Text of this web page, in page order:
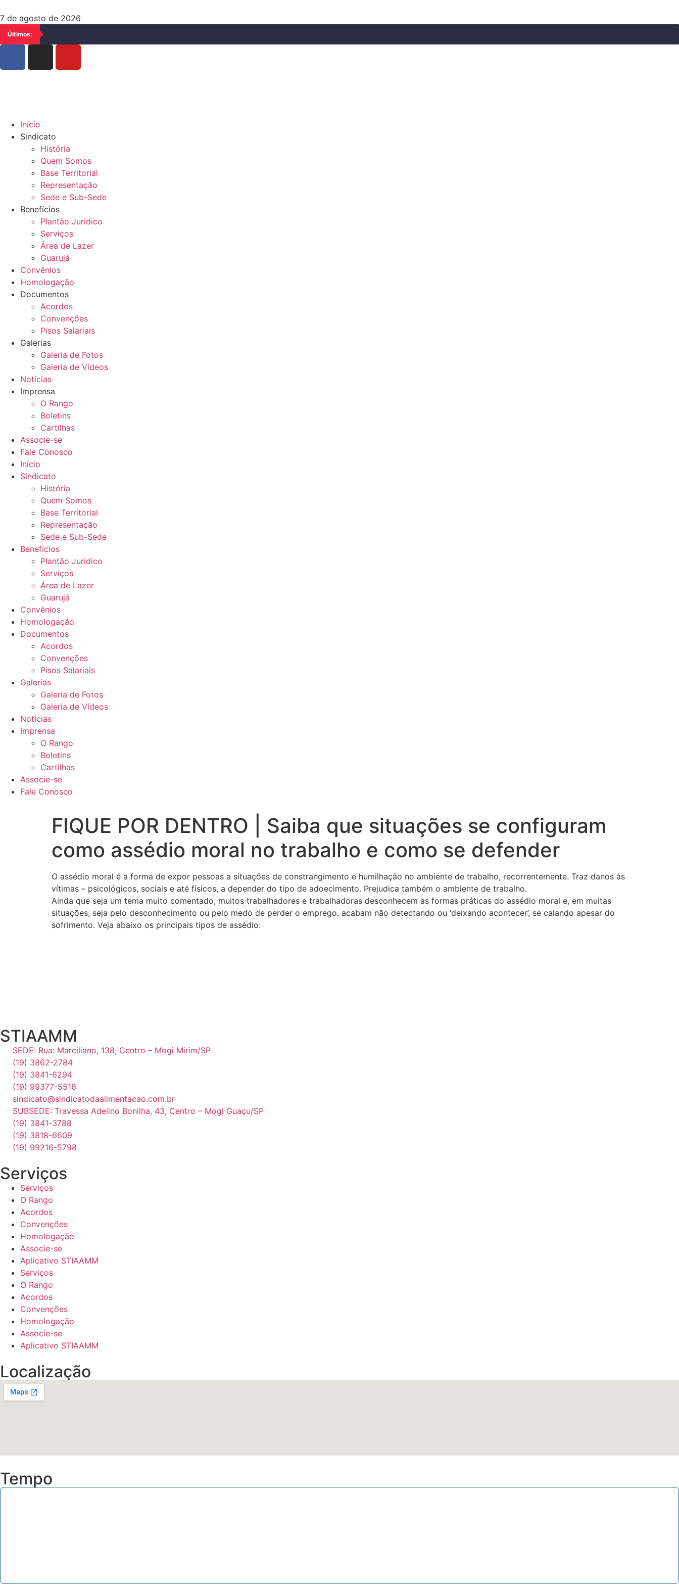
7 de agosto de 2026
Últimos:
Início
Sindicato
História
Quem Somos
Base Territorial
Representação
Sede e Sub-Sede
Benefícios
Plantão Juridico
Serviços
Área de Lazer
Guarujá
Convênios
Homologação
Documentos
Acordos
Convenções
Pisos Salariais
Galerias
Galeria de Fotos
Galeria de Vídeos
Notícias
Imprensa
O Rango
Boletins
Cartilhas
Associe-se
Fale Conosco
Início
Sindicato
História
Quem Somos
Base Territorial
Representação
Sede e Sub-Sede
Benefícios
Plantão Juridico
Serviços
Área de Lazer
Guarujá
Convênios
Homologação
Documentos
Acordos
Convenções
Pisos Salariais
Galerias
Galeria de Fotos
Galeria de Vídeos
Notícias
Imprensa
O Rango
Boletins
Cartilhas
Associe-se
Fale Conosco
FIQUE POR DENTRO | Saiba que situações se configuram
como assédio moral no trabalho e como se defender
O assédio moral é a forma de expor pessoas a situações de constrangimento e humilhação no ambiente de trabalho, recorrentemente. Traz danos às
vítimas – psicológicos, sociais e até físicos, a depender do tipo de adoecimento. Prejudica também o ambiente de trabalho.
Ainda que seja um tema muito comentado, muitos trabalhadores e trabalhadoras desconhecem as formas práticas do assédio moral e, em muitas
situações, seja pelo desconhecimento ou pelo medo de perder o emprego, acabam não detectando ou ‘deixando acontecer’, se calando apesar do
sofrimento. Veja abaixo os principais tipos de assédio:
STIAAMM
SEDE: Rua: Marciliano, 138, Centro – Mogi Mirim/SP
(19) 3862-2784
(19) 3841-6294
(19) 99377-5516
sindicato@sindicatodaalimentacao.com.br
SUBSEDE: Travessa Adelino Bonilha, 43, Centro – Mogi Guaçu/SP
(19) 3841-3788
(19) 3818-6609
(19) 99216-5798
Serviços
Serviços
O Rango
Acordos
Convenções
Homologação
Associe-se
Aplicativo STIAAMM
Serviços
O Rango
Acordos
Convenções
Homologação
Associe-se
Aplicativo STIAAMM
Localização
Tempo